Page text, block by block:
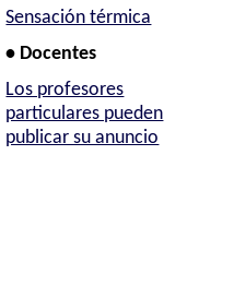
Sensación térmica
• Docentes
Los profesores
particulares pueden
publicar su anuncio